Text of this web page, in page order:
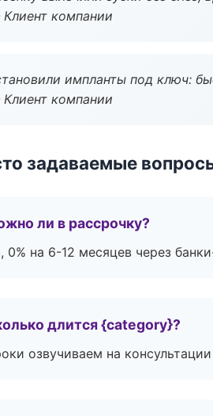
компании
импланты под ключ:
компании
задаваемые
ли в рассрочку?
0% на 6-12 месяцев через
длится {category}?
озвучиваем на